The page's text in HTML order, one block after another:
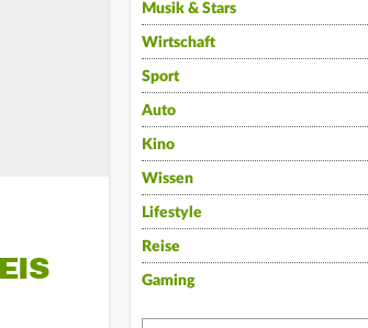
Musik & Stars
Wirtschaft
Sport
Auto
Kino
Wissen
Lifestyle
Reise
Gaming